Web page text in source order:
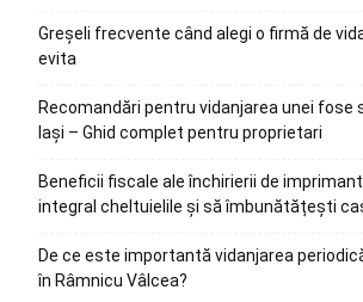
Greșeli frecvente când alegi o firmă de
evita
Recomandări pentru vidanjarea unei fose
Iași – Ghid complet pentru proprietari
Beneficii fiscale ale închirierii de
integral cheltuielile și să îmbunătățești
De ce este importantă vidanjarea
în Râmnicu Vâlcea?